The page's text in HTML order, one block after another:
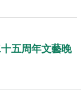
五周年文藝晚